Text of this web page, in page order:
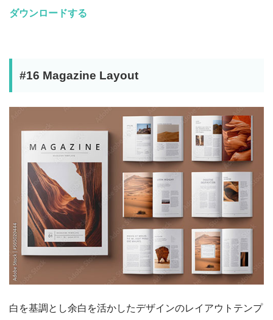
ダウンロードする
#16 Magazine Layout
白を基調とし余白を活かしたデザインのレイアウトテンプ